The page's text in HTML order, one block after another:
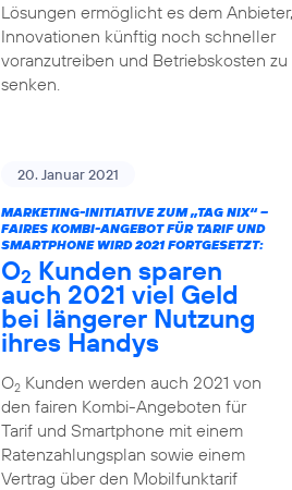
Lösungen ermöglicht es dem Anbieter,
Innovationen künftig noch schneller
voranzutreiben und Betriebskosten zu
senken.
20. Januar 2021
MARKETING-INITIATIVE ZUM „TAG NIX“ –
FAIRES KOMBI-ANGEBOT FÜR TARIF UND
SMARTPHONE WIRD 2021 FORTGESETZT:
O2 Kunden sparen
auch 2021 viel Geld
bei längerer Nutzung
ihres Handys
O2Kunden werden auch 2021 von
den fairen Kombi-Angeboten für
Tarif und Smartphone mit einem
Ratenzahlungsplan sowie einem
Vertrag über den Mobilfunktarif